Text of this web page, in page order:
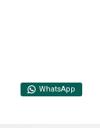
WhatsApp